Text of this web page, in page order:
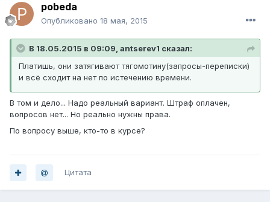
pobeda
Опубликовано 18 мая, 2015
В 18.05.2015 в 09:09, antserev1 сказал:
Платишь, они затягивают тягомотину(запросы-переписки)
и всё сходит на нет по истечению времени.
В том и дело... Надо реальный вариант. Штраф оплачен,
вопросов нет... Но реально нужны права.
По вопросу выше, кто-то в курсе?
Цитата